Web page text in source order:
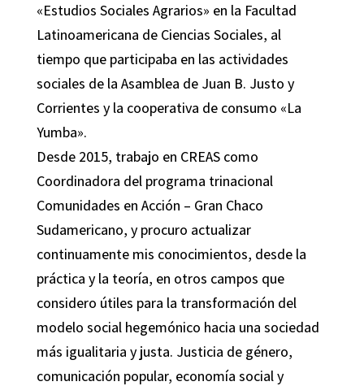
«Estudios Sociales Agrarios» en la Facultad
Latinoamericana de Ciencias Sociales, al
tiempo que participaba en las actividades
sociales de la Asamblea de Juan B. Justo y
Corrientes y la cooperativa de consumo «La
Yumba».
Desde 2015, trabajo en CREAS como
Coordinadora del programa trinacional
Comunidades en Acción – Gran Chaco
Sudamericano, y procuro actualizar
continuamente mis conocimientos, desde la
práctica y la teoría, en otros campos que
considero útiles para la transformación del
modelo social hegemónico hacia una sociedad
más igualitaria y justa. Justicia de género,
comunicación popular, economía social y